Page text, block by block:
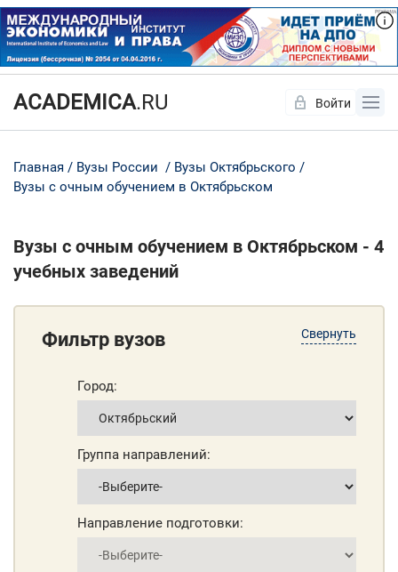
ACADEMICA.RU Войти
Главная Вузы России
Вузы Октябрьского
Вузы с очным обучением в Октябрьском
Вузы с очным обучением в Октябрьском - 4
учебных заведений
Свернуть
Фильтр вузов
Город:
Группа направлений:
Направление подготовки:
Да Нет